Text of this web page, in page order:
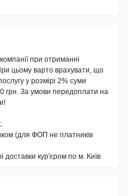
при отриманні
цьому варто врахувати, що
у розмірі 2% суми
грн. За умови передоплати на
(для ФОП не платників
доставки кур'єром по м. Київ